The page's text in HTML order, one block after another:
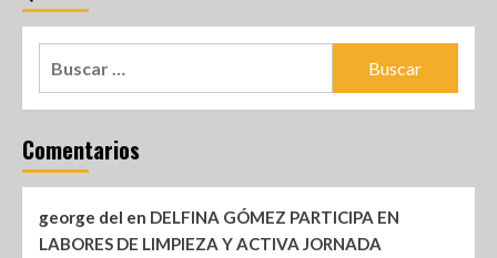
Comentarios
george del en DELFINA GÓMEZ PARTICIPA EN
LABORES DE LIMPIEZA Y ACTIVA JORNADA